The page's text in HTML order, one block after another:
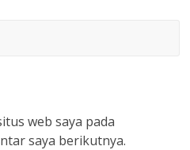
web saya pada
saya berikutnya.